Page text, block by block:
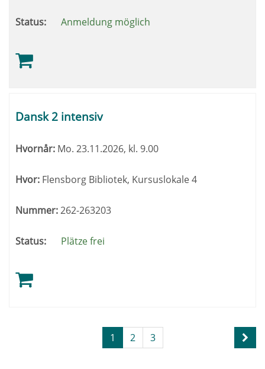
Status: Anmeldung möglich
Dansk 2 intensiv
Hvornår: Mo. 23.11.2026, kl. 9.00
Hvor: Flensborg Bibliotek, Kursuslokale 4
Nummer:262-263203
Status: Plätze frei
Vend
sider
1 2 3